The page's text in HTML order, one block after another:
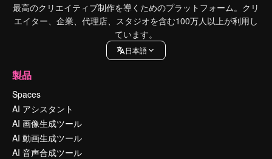
最高のクリエイティブ制作を導くためのプラットフォーム。クリ
エイター、企業、代理店、スタジオを含む100万人以上が利用し
ています。
日本語
製品
Spaces
AI アシスタント
AI 画像生成ツール
AI 動画生成ツール
AI 音声合成ツール